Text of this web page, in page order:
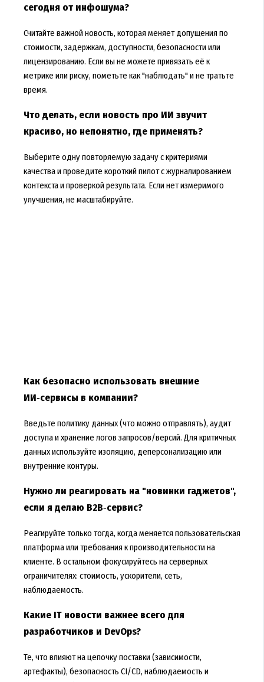
сегодня от инфошума?
Считайте важной новость, которая меняет допущения по
стоимости, задержкам, доступности, безопасности или
лицензированию. Если вы не можете привязать её к
метрике или риску, пометьте как "наблюдать" и не тратьте
время.
Что делать, если новость про ИИ звучит
красиво, но непонятно, где применять?
Выберите одну повторяемую задачу с критериями
качества и проведите короткий пилот с журналированием
контекста и проверкой результата. Если нет измеримого
улучшения, не масштабируйте.
Как безопасно использовать внешние
ИИ‑сервисы в компании?
Введьте политику данных (что можно отправлять), аудит
доступа и хранение логов запросов/версий. Для критичных
данных используйте изоляцию, деперсонализацию или
внутренние контуры.
Нужно ли реагировать на "новинки гаджетов",
если я делаю B2B‑сервис?
Реагируйте только тогда, когда меняется пользовательская
платформа или требования к производительности на
клиенте. В остальном фокусируйтесь на серверных
ограничителях: стоимость, ускорители, сеть,
наблюдаемость.
Какие IT новости важнее всего для
разработчиков и DevOps?
Те, что влияют на цепочку поставки (зависимости,
артефакты), безопасность CI/CD, наблюдаемость и